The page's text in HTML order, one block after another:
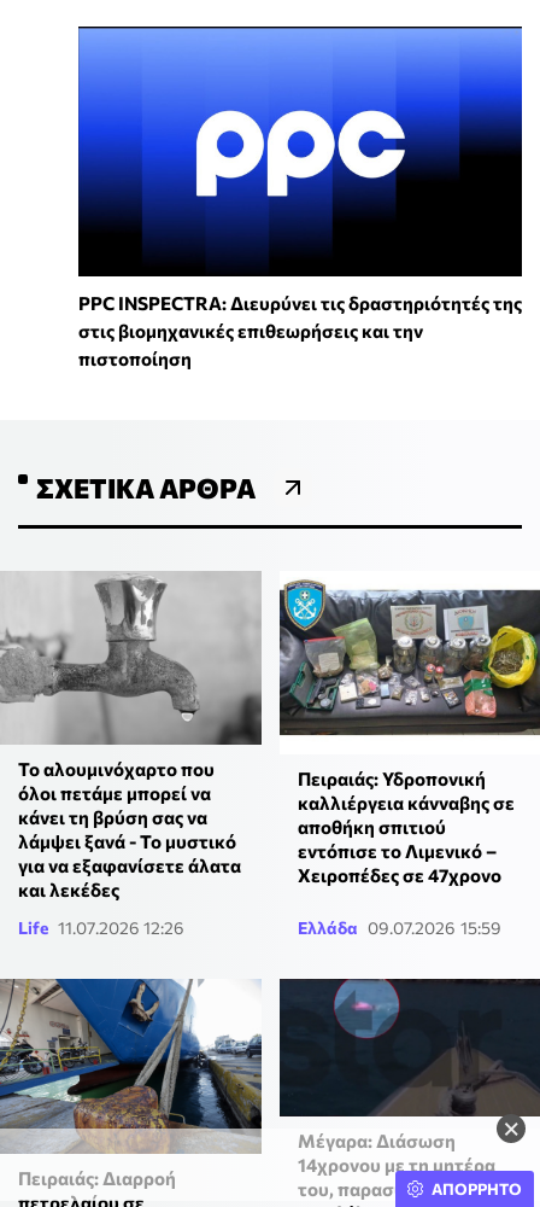
×
PPC INSPECTRA: Διευρύνει τις δραστηριότητές της
στις βιομηχανικές επιθεωρήσεις και την
πιστοποίηση
ΣΧΕΤΙΚΆ ΆΡΘΡΑ
Το αλουμινόχαρτο που
όλοι πετάμε μπορεί να
κάνει τη βρύση σας να
λάμψει ξανά - Το μυστικό
για να εξαφανίσετε άλατα
και λεκέδες
Life 11.07.2026 12:26
Πειραιάς: Υδροπονική
καλλιέργεια κάνναβης σε
αποθήκη σπιτιού
εντόπισε το Λιμενικό –
Χειροπέδες σε 47χρονο
Ελλάδα 09.07.2026 15:59
Πειραιάς: Διαρροή
πετρελαίου σε
Μέγαρα: Διάσωση
14χρονου με τη μητέρα
του, παρασύρθηκαν μέσα
ΑΠΟΡΡΗΤΟ